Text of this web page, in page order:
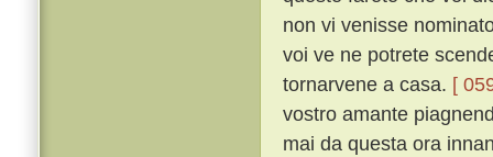
non vi venisse
voi ve ne potrete
tornarvene a casa. [
vostro amante
mai da questa ora